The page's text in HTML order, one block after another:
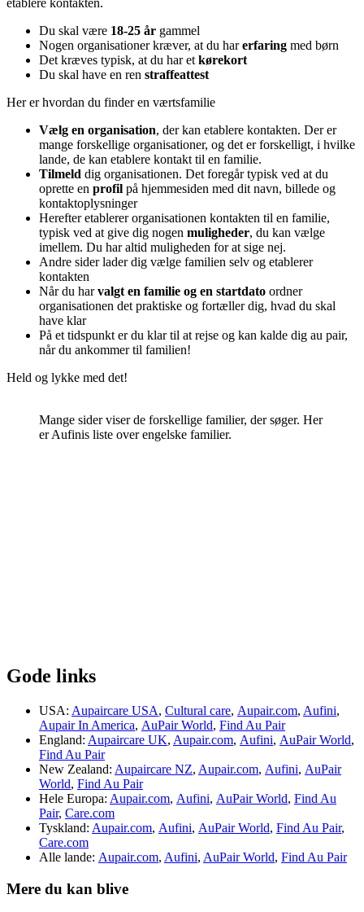
etablere kontakten.
Du skal være 18-25 år gammel
Nogen organisationer kræver, at du harerfaring med børn
Det kræves typisk, at du har etkørekort
Du skal have en ren straffeattest
Her er hvordan du finder en værtsfamilie
Vælg en organisation, der kan etablere kontakten. Der er
mange forskellige organisationer, og det er forskelligt, i hvilke
lande, de kan etablere kontakt til en familie.
Tilmeld dig organisationen. Det foregår typisk ved at du
oprette en profil på hjemmesiden med dit navn, billede og
kontaktoplysninger
Herefter etablerer organisationen kontakten til en familie,
typisk ved at give dig nogen muligheder, du kan vælge
imellem. Du har altid muligheden for at sige nej.
Andre sider lader dig vælge familien selv og etablerer
kontakten
Når du harvalgt en familie og en startdato ordner
organisationen det praktiske og fortæller dig, hvad du skal
have klar
På et tidspunkt er du klar til at rejse og kan kalde dig au pair,
når du ankommer til familien!
Held og lykke med det!
Mange sider viser de forskellige familier, der søger. Her
er Aufinis liste over engelske familier.
Gode links
USA: Aupaircare USA, Cultural care, Aupair.com, Aufini,
Aupair In America, AuPair World, Find Au Pair
England: Aupaircare UK, Aupair.com, Aufini, AuPair World,
Find Au Pair
New Zealand: Aupaircare NZ, Aupair.com, Aufini, AuPair
World, Find Au Pair
Hele Europa: Aupair.com, Aufini, AuPair World, Find Au
Pair, Care.com
Tyskland: Aupair.com, Aufini, AuPair World, Find Au Pair,
Care.com
Alle lande: Aupair.com, Aufini, AuPair World, Find Au Pair
Mere du kan blive